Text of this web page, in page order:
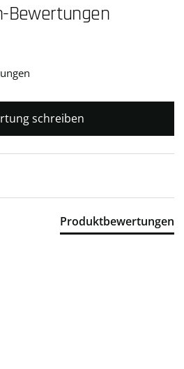
Bewertungen
schreiben
Produktbewertungen